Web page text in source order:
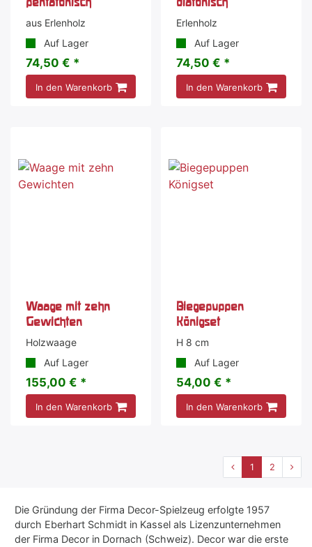
aus Erlenholz
Auf Lager
74,50 € *
In den Warenkorb
Erlenholz
Auf Lager
74,50 € *
In den Warenkorb
Waage mit zehn
Gewichten
Holzwaage
Auf Lager
155,00 € *
In den Warenkorb
Biegepuppen
Königset
H 8 cm
Auf Lager
54,00 € *
In den Warenkorb
1 2
Die Gründung der Firma Decor-Spielzeug erfolgte 1957
durch Eberhart Schmidt in Kassel als Lizenzunternehmen
der Firma Decor in Dornach (Schweiz). Decor war die erste